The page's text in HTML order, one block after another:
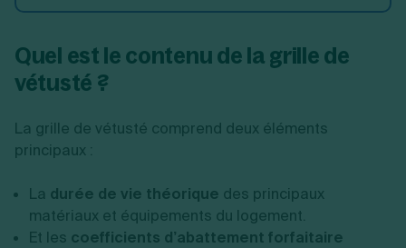
Quel est le contenu de la grille de
vétusté ?
La grille de vétusté comprend deux éléments
principaux :
La durée de vie théorique des principaux
matériaux et équipements du logement.
Et les coefficients d’abattement forfaitaire